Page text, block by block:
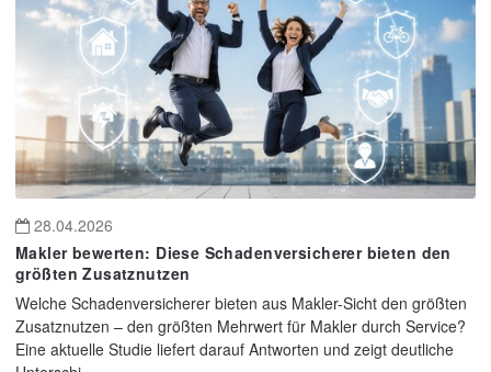
28.04.2026
Makler bewerten: Diese Schadenversicherer bieten den
größten Zusatznutzen
Welche Schadenversicherer bieten aus Makler-Sicht den größten
Zusatznutzen – den größten Mehrwert für Makler durch Service?
Eine aktuelle Studie liefert darauf Antworten und zeigt deutliche